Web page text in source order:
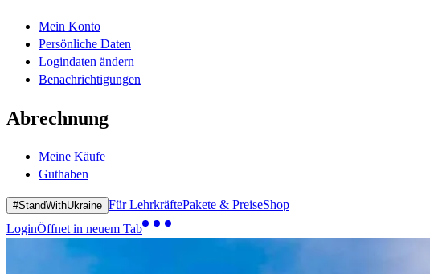
Mein Konto
Persönliche Daten
Logindaten ändern
Benachrichtigungen
Abrechnung
Meine Käufe
Guthaben
#StandWithUkraine Für LehrkräftePakete & PreiseShop
LoginÖffnet in neuem Tab